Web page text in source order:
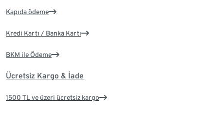
Kapıda ödeme
Kredi Kartı / Banka Kartı
BKM ile Ödeme
Ücretsiz Kargo & İade
1500 TL ve üzeri ücretsiz kargo